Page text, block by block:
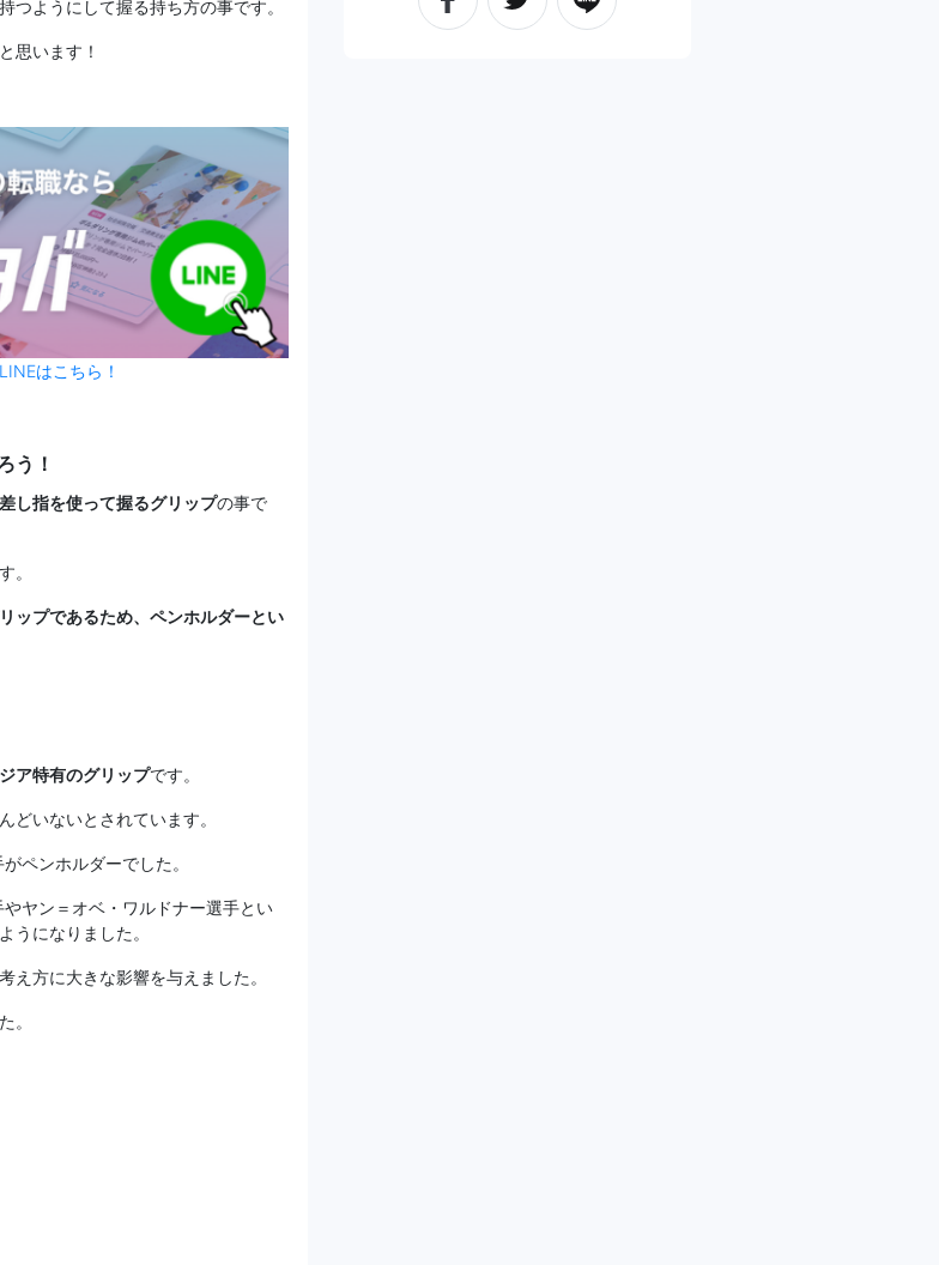
ようにして握る持ち方の事です。
思います！
はこちら！
う！
し指を使って握るグリップの事で
。
ップであるため、ペンホルダーとい
ア特有のグリップです。
どいないとされています。
ペンホルダーでした。
ヤン＝オベ・ワルドナー選手とい
うになりました。
え方に大きな影響を与えました。
。